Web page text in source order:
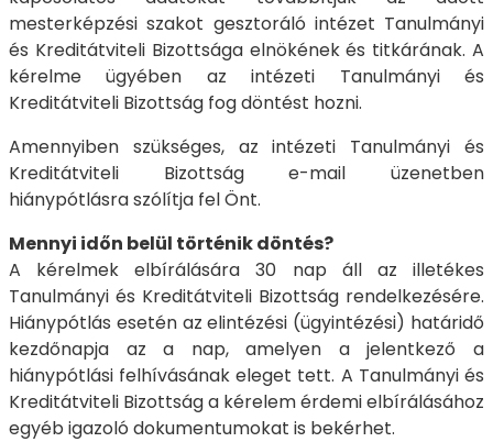
mesterképzési szakot gesztoráló intézet Tanulmányi
és Kreditátviteli Bizottsága elnökének és titkárának. A
kérelme ügyében az intézeti Tanulmányi és
Kreditátviteli Bizottság fog döntést hozni.
Amennyiben szükséges, az intézeti Tanulmányi és
Kreditátviteli Bizottság e-mail üzenetben
hiánypótlásra szólítja fel Önt.
Mennyi időn belül történik döntés?
A kérelmek elbírálására 30 nap áll az illetékes
Tanulmányi és Kreditátviteli Bizottság rendelkezésére.
Hiánypótlás esetén az elintézési (ügyintézési) határidő
kezdőnapja az a nap, amelyen a jelentkező a
hiánypótlási felhívásának eleget tett. A Tanulmányi és
Kreditátviteli Bizottság a kérelem érdemi elbírálásához
egyéb igazoló dokumentumokat is bekérhet.